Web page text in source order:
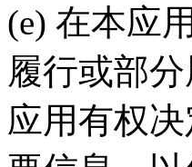
(e) 在本应
履行或部
应用有权